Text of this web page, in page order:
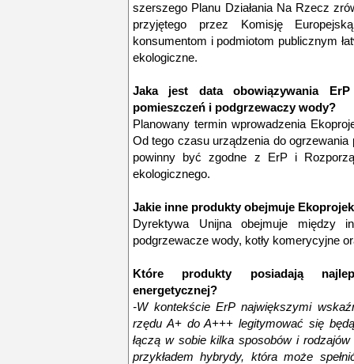
szerszego Planu Działania Na Rzecz
przyjętego przez Komisję
konsumentom i podmiotom publicznym
ekologiczne.
Jaka jest data obowiązywania
pomieszczeń i podgrzewaczy wody?
Planowany termin wprowadzenia
Od tego czasu urządzenia do
powinny być zgodne z ErP i
ekologicznego.
Jakie inne produkty obejmuje
Dyrektywa Unijna obejmuje między
podgrzewacze wody, kotły komerycyjne
Które produkty posiadają
energetycznej?
-W kontekście ErP największymi
rzędu A+ do A+++ legitymować się
łączą w sobie kilka sposobów i
przykładem hybrydy, która może